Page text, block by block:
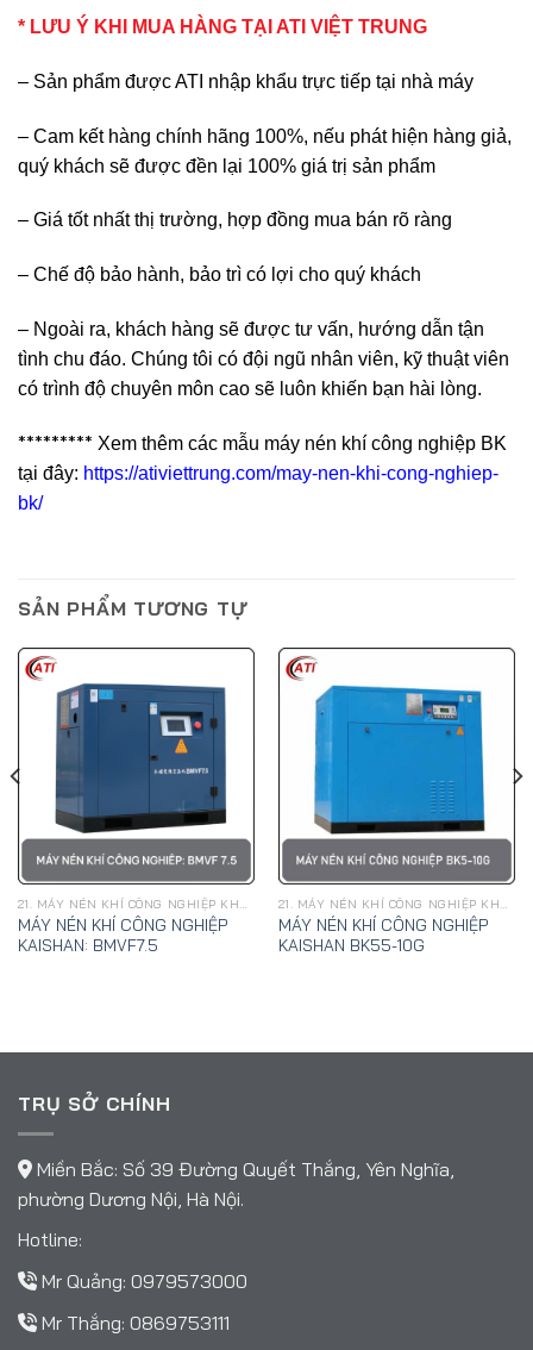
* LƯU Ý KHI MUA HÀNG TẠI ATI VIỆT TRUNG
– Sản phẩm được ATI nhập khẩu trực tiếp tại nhà máy
– Cam kết hàng chính hãng 100%, nếu phát hiện hàng giả,
quý khách sẽ được đền lại 100% giá trị sản phẩm
– Giá tốt nhất thị trường, hợp đồng mua bán rõ ràng
– Chế độ bảo hành, bảo trì có lợi cho quý khách
– Ngoài ra, khách hàng sẽ được tư vấn, hướng dẫn tận
tình chu đáo. Chúng tôi có đội ngũ nhân viên, kỹ thuật viên
có trình độ chuyên môn cao sẽ luôn khiến bạn hài lòng.
********* Xem thêm các mẫu máy nén khí công nghiệp BK
tại đây: https://ativiettrung.com/may-nen-khi-cong-nghiep-
bk/
SẢN PHẨM TƯƠNG TỰ
21. MÁY NÉN KHÍ CÔNG NGHIỆP KHAI SƠN
MÁY NÉN KHÍ CÔNG NGHIỆP
KAISHAN: BMVF7.5
21. MÁY NÉN KHÍ CÔNG NGHIỆP KHAI SƠN
MÁY NÉN KHÍ CÔNG NGHIỆP
KAISHAN BK55-10G
TRỤ SỞ CHÍNH
Miền Bắc: Số 39 Đường Quyết Thắng, Yên Nghĩa,
phường Dương Nội, Hà Nội.
Hotline:
Mr Quảng: 0979573000
Mr Thắng: 0869753111